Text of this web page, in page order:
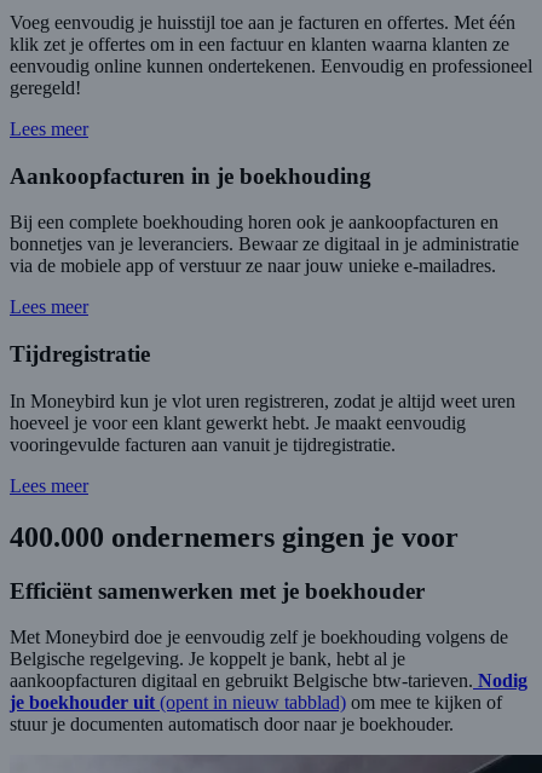
Voeg eenvoudig je huisstijl toe aan je facturen en offertes. Met één
klik zet je offertes om in een factuur en klanten waarna klanten ze
eenvoudig online kunnen ondertekenen. Eenvoudig en professioneel
geregeld!
Lees meer
Aankoopfacturen in je boekhouding
Bij een complete boekhouding horen ook je aankoopfacturen en
bonnetjes van je leveranciers. Bewaar ze digitaal in je administratie
via de mobiele app of verstuur ze naar jouw unieke e-mailadres.
Lees meer
Tijdregistratie
In Moneybird kun je vlot uren registreren, zodat je altijd weet uren
hoeveel je voor een klant gewerkt hebt. Je maakt eenvoudig
vooringevulde facturen aan vanuit je tijdregistratie.
Lees meer
400.000 ondernemers gingen je voor
Efficiënt samenwerken met je boekhouder
Met Moneybird doe je eenvoudig zelf je boekhouding volgens de
Belgische regelgeving. Je koppelt je bank, hebt al je
aankoopfacturen digitaal en gebruikt Belgische btw-tarieven. Nodig
je boekhouder uit (opent in nieuw tabblad) om mee te kijken of
stuur je documenten automatisch door naar je boekhouder.